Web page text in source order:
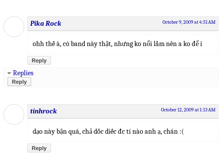
Pika Rock October 9, 2009 at 4:51 AM
ohh thế à, có band này thật, nhưng ko nổi lắm nên a ko để í
Reply
Replies
Reply
tinhrock October 12, 2009 at 1:13 AM
dạo này bận quá, chả dốc diếc đc tí nào anh ạ, chán :(
Reply